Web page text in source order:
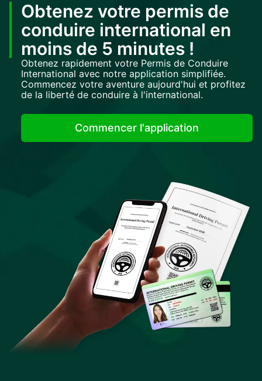
Obtenez votre permis de
conduire international en
moins de 5 minutes !
Obtenez rapidement votre Permis de Conduire
International avec notre application simplifiée.
Commencez votre aventure aujourd'hui et profitez
de la liberté de conduire à l'international.
Commencer l'application